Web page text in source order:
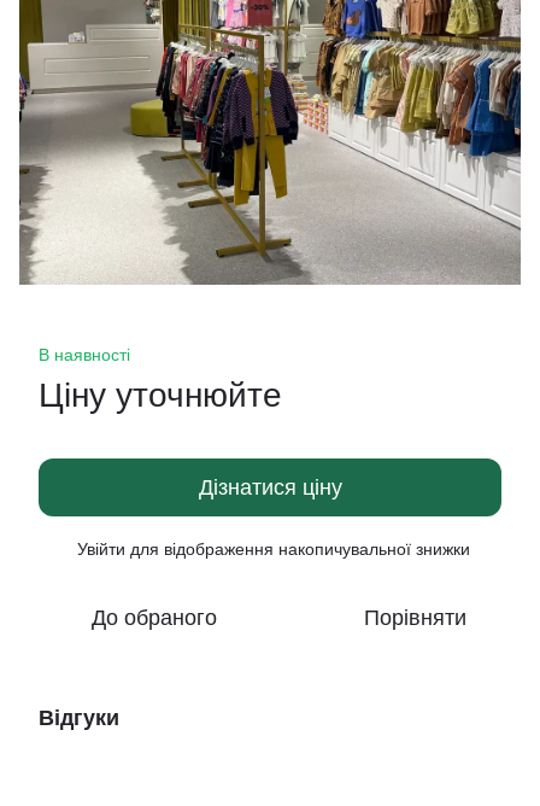
В наявності
Ціну уточнюйте
Дізнатися ціну
Увійти для відображення накопичувальної знижки
До обраного Порівняти
Відгуки